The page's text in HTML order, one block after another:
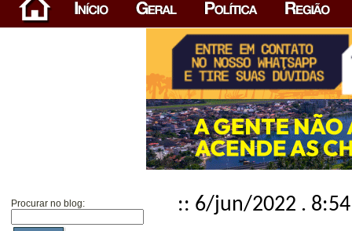
Procurar no blog: :: 6/jun/2022 . 8:54